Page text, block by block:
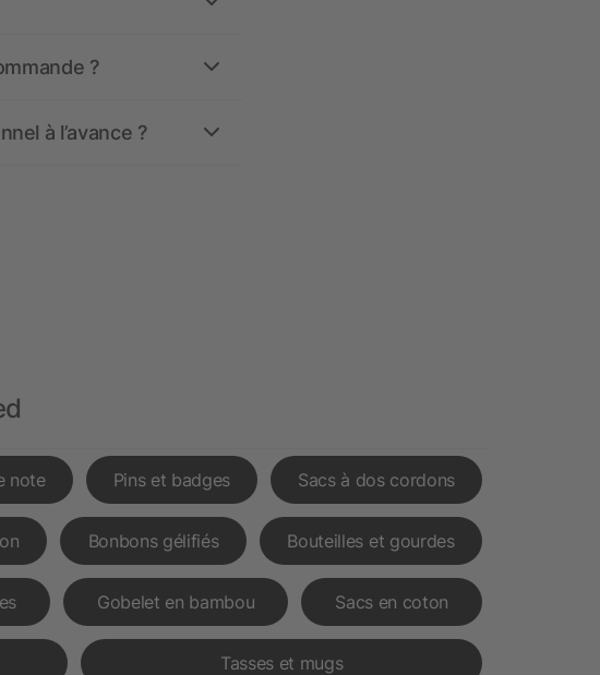
?
à l’avance ?
note Pins et badges Sacs à dos cordons
Bonbons gélifiés Bouteilles et gourdes
Gobelet en bambou Sacs en coton
Tasses et mugs